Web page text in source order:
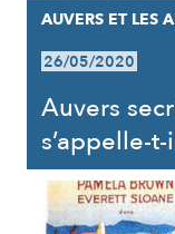
AUVERS ET LES
26/05/2020
Auvers
s’appelle-